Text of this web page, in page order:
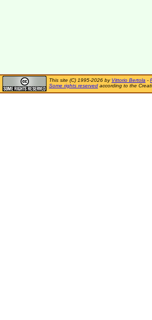
This site (C) 1995-2026 by Vittorio Bertola -
Some rights reserved according to the